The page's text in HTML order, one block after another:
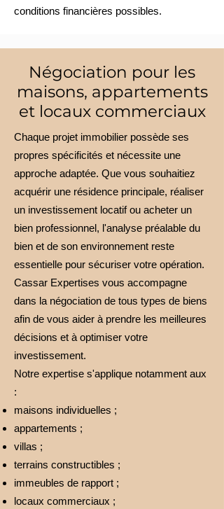
conditions financières possibles.
Négociation pour les
maisons, appartements
et locaux commerciaux
Chaque projet immobilier possède ses
propres spécificités et nécessite une
approche adaptée. Que vous souhaitiez
acquérir une résidence principale, réaliser
un investissement locatif ou acheter un
bien professionnel, l'analyse préalable du
bien et de son environnement reste
essentielle pour sécuriser votre opération.
Cassar Expertises vous accompagne
dans la négociation de tous types de biens
afin de vous aider à prendre les meilleures
décisions et à optimiser votre
investissement.
Notre expertise s'applique notamment aux
:
maisons individuelles ;
appartements ;
villas ;
terrains constructibles ;
immeubles de rapport ;
locaux commerciaux ;